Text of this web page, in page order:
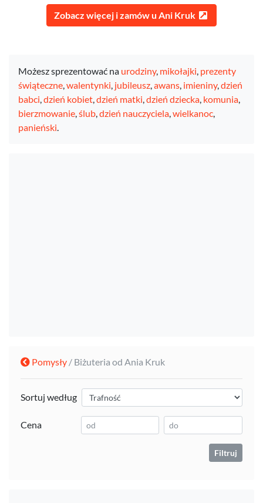
Zobacz więcej i zamów u Ani Kruk
Możesz sprezentować na urodziny, mikołajki, prezenty
świąteczne,walentynki, jubileusz,awans, imieniny,dzień
babci,dzień kobiet,dzień matki,dzień dziecka, komunia,
bierzmowanie,ślub,dzień nauczyciela,wielkanoc,
panieński.
Pomysły / Biżuteria od Ania Kruk
Sortuj według
Cena
Filtruj